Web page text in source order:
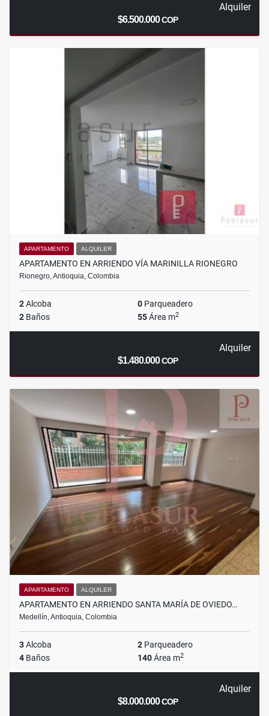
Alquiler
$6.500.000COP
APARTAMENTO ALQUILER
APARTAMENTO EN ARRIENDO VÍA MARINILLA RIONEGRO
Rionegro, Antioquia, Colombia
2Alcoba 0 Parqueadero
2 Baños 55Área m2
Alquiler
$1.480.000COP
APARTAMENTO ALQUILER
APARTAMENTO EN ARRIENDO SANTA MARÍA DE OVIEDO…
Medellín, Antioquia, Colombia
3Alcoba 2 Parqueadero
4 Baños 140Área m2
Alquiler
$8.000.000COP